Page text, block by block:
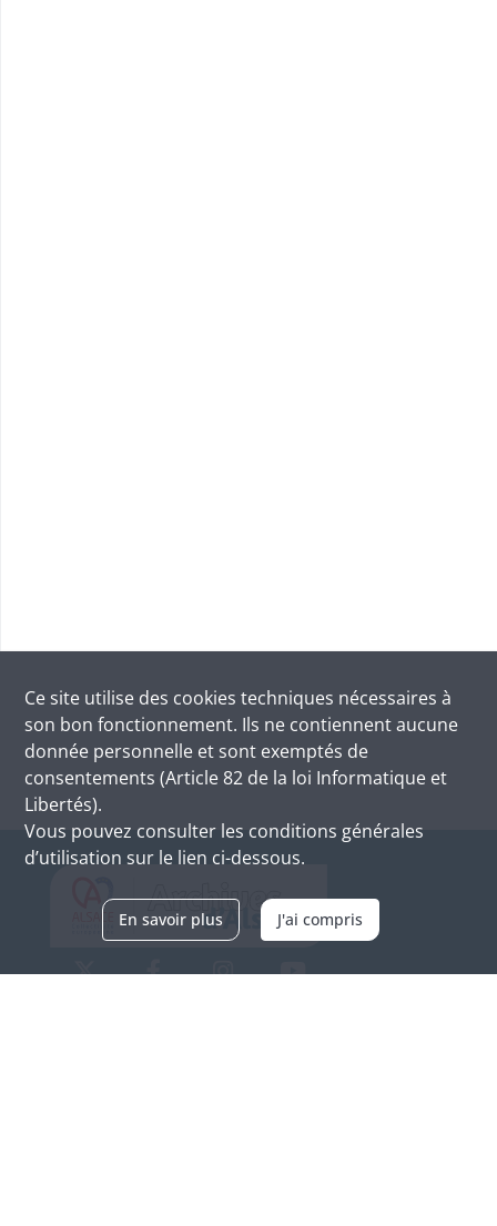
Ce site utilise des cookies techniques nécessaires à
son bon fonctionnement. Ils ne contiennent aucune
donnée personnelle et sont exemptés de
consentements (Article 82 de la loi Informatique et
Libertés).
Vous pouvez consulter les conditions générales
d’utilisation sur le lien ci-dessous.
En savoir plus J'ai compris